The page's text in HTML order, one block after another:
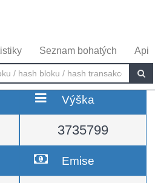
Seznam bohatých Api
Výška
3735799
Emise